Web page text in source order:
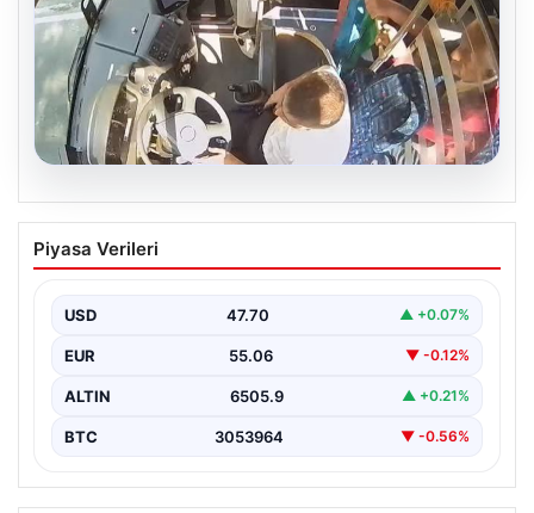
Trabzon’da Otobüste Fenalaşan
Yolcuya Şoförün Hızlı Müdahalesi
yaşındaki yolcu Hasan Öner’in hayatı, şoför Sinan
Erdoğan’ın…
Piyasa Verileri
USD 47.70 ▲ +0.07%
EUR 55.06 ▼ -0.12%
ALTIN 6505.9 ▲ +0.21%
BTC 3053964 ▼ -0.56%